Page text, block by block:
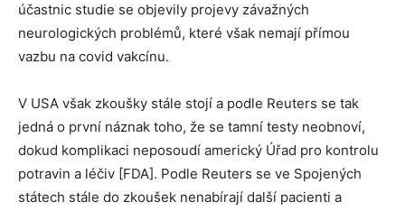
účastnic studie se objevily projevy závažných
neurologických problémů, které však nemají přímou
vazbu na covid vakcínu.
V USA však zkoušky stále stojí a podle Reuters se tak
jedná o první náznak toho, že se tamní testy neobnoví,
dokud komplikaci neposoudí americký Úřad pro kontrolu
potravin a léčiv [FDA]. Podle Reuters se ve Spojených
státech stále do zkoušek nenabírají další pacienti a